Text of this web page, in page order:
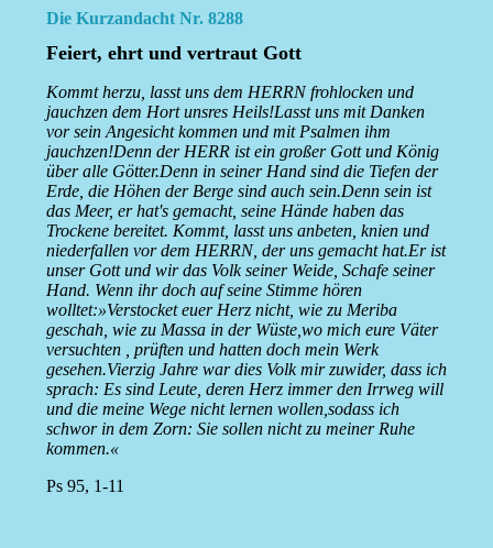
Die Kurzandacht Nr. 8288
Feiert, ehrt und vertraut Gott
Kommt herzu, lasst uns dem HERRN frohlocken und
jauchzen dem Hort unsres Heils!Lasst uns mit Danken
vor sein Angesicht kommen und mit Psalmen ihm
jauchzen!Denn der HERR ist ein großer Gott und König
über alle Götter.Denn in seiner Hand sind die Tiefen der
Erde, die Höhen der Berge sind auch sein.Denn sein ist
das Meer, er hat's gemacht, seine Hände haben das
Trockene bereitet. Kommt, lasst uns anbeten, knien und
niederfallen vor dem HERRN, der uns gemacht hat.Er ist
unser Gott und wir das Volk seiner Weide, Schafe seiner
Hand. Wenn ihr doch auf seine Stimme hören
wolltet:»Verstocket euer Herz nicht, wie zu Meriba
geschah, wie zu Massa in der Wüste,wo mich eure Väter
versuchten , prüften und hatten doch mein Werk
gesehen.Vierzig Jahre war dies Volk mir zuwider, dass ich
sprach: Es sind Leute, deren Herz immer den Irrweg will
und die meine Wege nicht lernen wollen,sodass ich
schwor in dem Zorn: Sie sollen nicht zu meiner Ruhe
kommen.«
Ps 95, 1-11